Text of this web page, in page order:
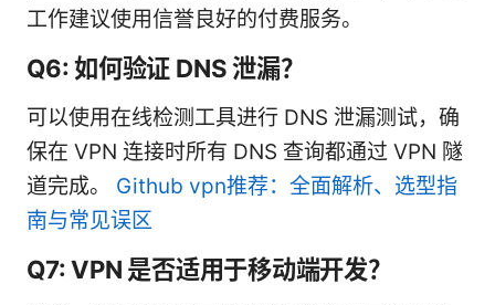
工作建议使用信誉良好的付费服务。
Q6: 如何验证 DNS 泄漏？
可以使用在线检测工具进行 DNS 泄漏测试，确
保在 VPN 连接时所有 DNS 查询都通过 VPN 隧
道完成。 Github vpn推荐：全面解析、选型指
南与常见误区
Q7: VPN 是否适用于移动端开发？